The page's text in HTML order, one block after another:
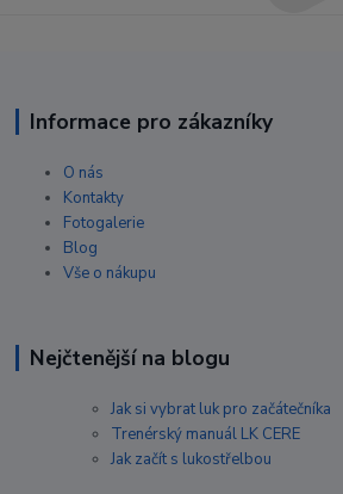
Informace pro zákazníky
O nás
Kontakty
Fotogalerie
Blog
Vše o nákupu
Nejčtenější na blogu
Jak si vybrat luk pro začátečníka
Trenérský manuál LK CERE
Jak začít s lukostřelbou